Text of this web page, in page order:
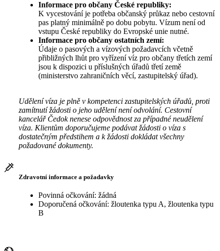
Informace pro občany České republiky:
K vycestování je potřeba občanský průkaz nebo cestovní
pas platný minimálně po dobu pobytu. Vízum není od
vstupu České republiky do Evropské unie nutné.
Informace pro občany ostatních zemí:
Údaje o pasových a vízových požadavcích včetně
přibližných lhůt pro vyřízení víz pro občany třetích zemí
jsou k dispozici u příslušných úřadů třetí země
(ministerstvo zahraničních věcí, zastupitelský úřad).
Udělení víza je plně v kompetenci zastupitelských úřadů, proti
zamítnutí žádosti o jeho udělení není odvolání. Cestovní
kancelář Čedok nenese odpovědnost za případné neudělení
víza. Klientům doporučujeme podávat žádosti o víza s
dostatečným předstihem a k žádosti dokládat všechny
požadované dokumenty.
Zdravotní informace a požadavky
Povinná očkování: žádná
Doporučená očkování: žloutenka typu A, žloutenka typu
B